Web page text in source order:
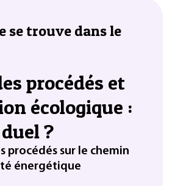
se trouve dans le
procédés et
écologique :
?
procédés sur le chemin
énergétique